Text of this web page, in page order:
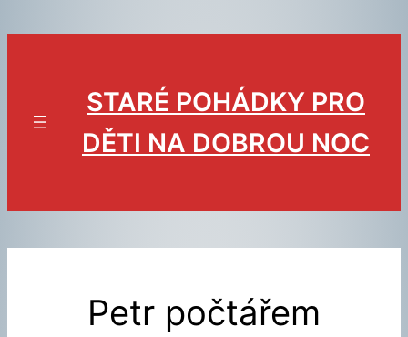
STARÉ POHÁDKY PRO
DĚTI NA DOBROU NOC
Petr počtářem